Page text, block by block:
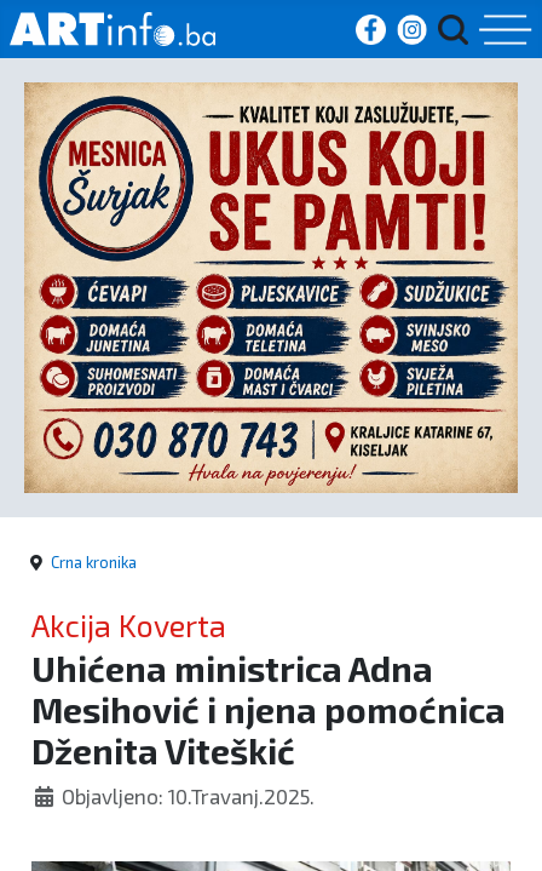
Početna
Vijesti
Sport
Kultura
Crna
kronika
Politika
Crna kronika
Akcija Koverta
Uhićena ministrica Adna
Mesihović i njena pomoćnica
Dženita Viteškić
Objavljeno: 10.Travanj.2025.